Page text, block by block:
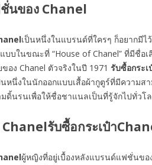
นของ Chanel
เป็นหนึ่งในแบรนด์ที่ใครๆ ก็อยากมี
แบบในขณะที่ “House of Chanel” ที่มีชื่
อง Chanel ตัวจริงในปี 1971 รับซื้อกระเ
หนึ่งในนักออกแบบเสื้อผ้ากูตูร์ที่มีความส
มดิ้นรนเพื่อให้ชื่อชาแนลเป็นที่รู้จักไปทั่ว
รับซื้อกระเป๋า
ผู้หญิงที่อยู่เบื้องหลังแบรนด์แฟชั่นขอ